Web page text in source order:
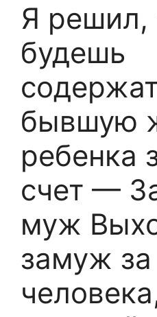
Я решил,
будешь
бывшую
ребенка
счет —
муж
замуж за